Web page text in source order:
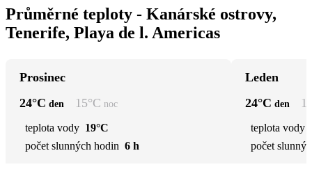
Průměrné teploty - Kanárské ostrovy,
Tenerife, Playa de l. Americas
Prosinec
24°C den 15°C noc
teplota vody 19°C
počet slunných hodin 6 h
Leden
24°C den
teplota vody
počet